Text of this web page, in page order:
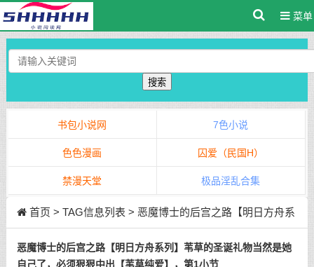
菜单
搜索
书包小说网 7色小说
色色漫画 囚爱（民国H）
禁漫天堂 极品淫乱合集
首页 > TAG信息列表 > 恶魔博士的后宫之路【明日方舟系
恶魔博士的后宫之路【明日方舟系列】苇草的圣诞礼物当然是她
自己了，必须狠狠中出【苇草纯爱】，第1小节